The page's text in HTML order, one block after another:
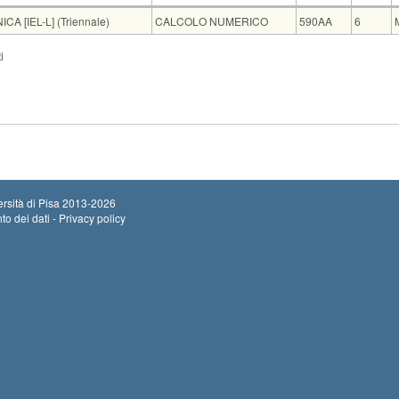
Insegnamento Codice
[IEL-L] (Triennale) CALCOLO NUMERICO 590AA 6
di Pisa 2013-2026
dei dati - Privacy policy